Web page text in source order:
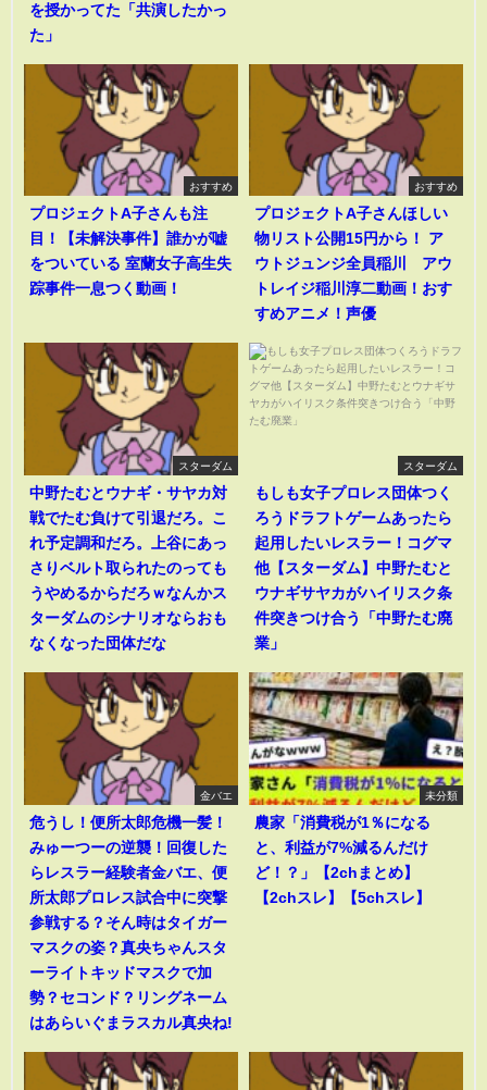
を授かってた「共演したかっ
た」
おすすめ
プロジェクトA子さんも注
目！【未解決事件】誰かが嘘
をついている 室蘭女子高生失
踪事件一息つく動画！
おすすめ
プロジェクトA子さんほしい
物リスト公開15円から！ ア
ウトジュンジ全員稲川 アウ
トレイジ稲川淳二動画！おす
すめアニメ！声優
スターダム
中野たむとウナギ・サヤカ対
戦でたむ負けて引退だろ。こ
れ予定調和だろ。上谷にあっ
さりベルト取られたのっても
うやめるからだろｗなんかス
ターダムのシナリオならおも
なくなった団体だな
スターダム
もしも女子プロレス団体つく
ろうドラフトゲームあったら
起用したいレスラー！コグマ
他【スターダム】中野たむと
ウナギサヤカがハイリスク条
件突きつけ合う「中野たむ廃
業」
金バエ
危うし！便所太郎危機一髪！
みゅーつーの逆襲！回復した
らレスラー経験者金バエ、便
所太郎プロレス試合中に突撃
参戦する？そん時はタイガー
マスクの姿？真央ちゃんスタ
ーライトキッドマスクで加
勢？セコンド？リングネーム
はあらいぐまラスカル真央ね!
未分類
農家「消費税が1％になる
と、利益が7%減るんだけ
ど！？」【2chまとめ】
【2chスレ】【5chスレ】